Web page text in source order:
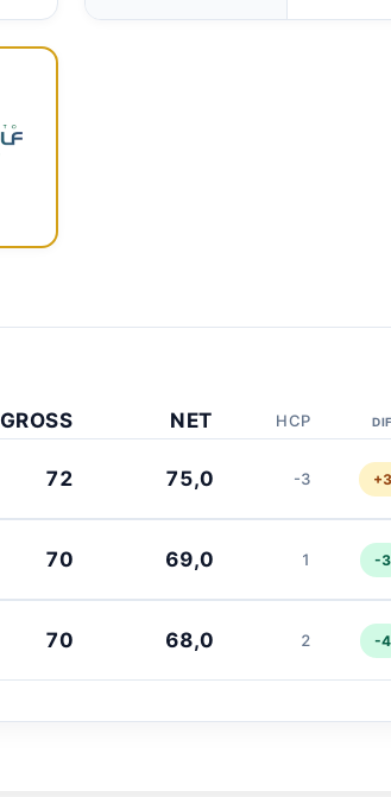
GROSS NET HCP DIF
72 75,0 -3 +3
70 69,0 1 -3
70 68,0 2 -4